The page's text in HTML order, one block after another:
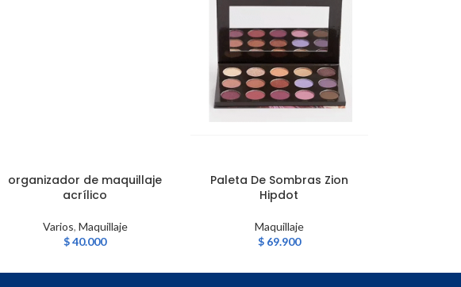
AÑADIR AL CARRITO
organizador de maquillaje
acrílico
Varios, Maquillaje
$40.000
AÑADIR AL CARRITO
Paleta De Sombras Zion
Hipdot
Maquillaje
$69.900